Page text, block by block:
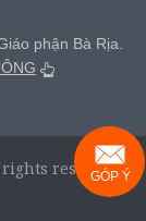
phận Bà Rịa.
rights reserved.
GÓP Ý